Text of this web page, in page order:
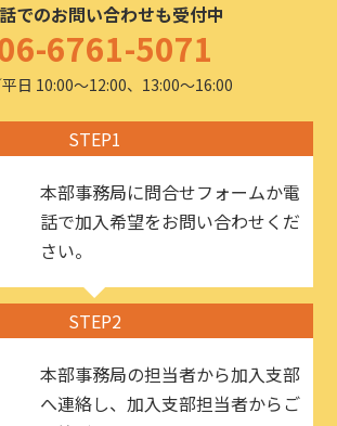
でのお問い合わせも受付中
6761-5071
日 10:00〜12:00、13:00〜16:00
STEP1
本部事務局に問合せフォームか電
話で加入希望をお問い合わせくだ
さい。
STEP2
本部事務局の担当者から加入支部
へ連絡し、加入支部担当者からご